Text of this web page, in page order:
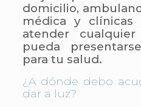
domicilio,
médica y clínicas
atender
pueda
para tu salud.
¿A dónde debo
dar a luz?